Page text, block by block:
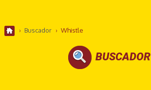
› Buscador › Whistle
BUSCADOR